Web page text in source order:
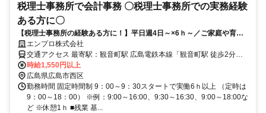
税理士事務所で会計事務 〇税理士事務所での実務経験
ある方に〇
【税理士事務所の経験ある方に！】平日週4日～×6ｈ～／ご家庭や育児
との両立にも理解あり！ライフスタイルに合わせてキャリアを継続でき
る！
エンプロ株式会社
交通アクセス 最寄駅：観音町駅 広島電鉄本線「観音町駅 徒歩2分」
広島バス「緑大橋西詰 徒歩9分」 広島電鉄白島線「白島駅 車12分」
アストラムライン「大塚駅 車13分」 広島電鉄宮島線「井口駅 車15
分」 ＪＲ可部線・アストラムライン「大町駅 車22分」 所在地：広島
県広島市西区天満町 ※車通勤OK（P無料） 2026年10月に事務所移転
の予定あり （西区～安佐南区エリア）
時給1,550円以上
広島県広島市西区
勤務時間 固定時間制 9：00～9：30スタートで実働6ｈ以上 （定時は
9：00～18：00） ※例：9:00～16:00、9:30～16:30、9:00～18:00な
ど ※休憩1ｈ ■残業 基...